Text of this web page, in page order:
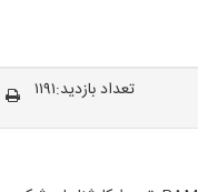
تعداد بازدید:۱۱۹۱